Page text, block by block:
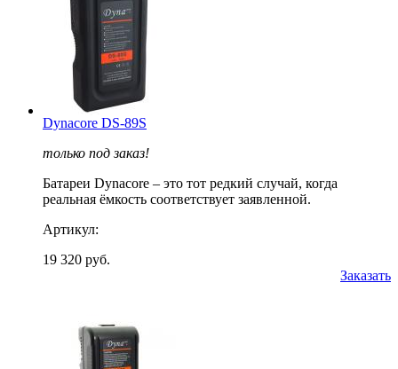
Dynacore DS-89S
только под заказ!
Батареи Dynacore – это тот редкий случай, когда
реальная ёмкость соответствует заявленной.
Артикул:
19 320 руб.
Заказать